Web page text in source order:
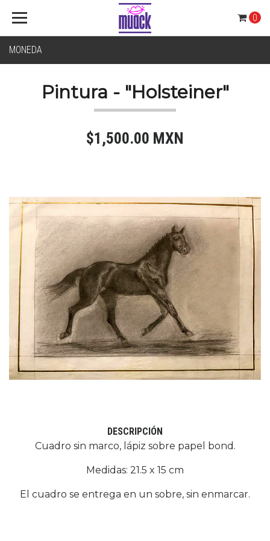
MONEDA
0
Pintura - "Holsteiner"
$1,500.00 MXN
DESCRIPCIÓN
Cuadro sin marco, lápiz sobre papel bond.
Medidas: 21.5 x 15 cm
El cuadro se entrega en un sobre, sin enmarcar.